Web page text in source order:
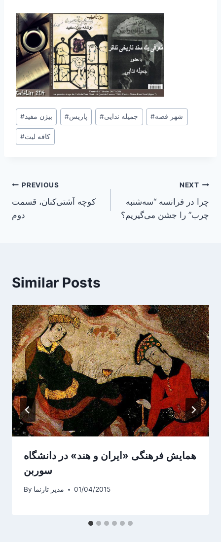
Post
Tags:
#بیژن مفید #پاریس #جمیله ندایی #شهر قصه
#کافه لیت
Post
navigation
PREVIOUS
کوچه آشتی‌کنان، قسمت
دوم
NEXT
چرا در فرانسه “سه‌شنبه
چرب” را جشن می‌گیریم؟
Similar Posts
همایش فرهنگی «ایران و هند» در دانشگاه
سوربن
By مدیر تارنما 01/04/2015